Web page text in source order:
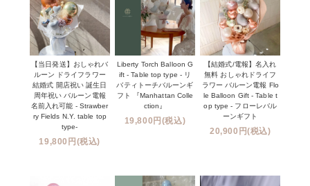
【当日発送】おしゃれバ
ルーン ドライフラワー
結婚式 開店祝い 誕生日
周年祝い バルーン電報
名前入れ可能 - Strawber
ry Fields N.Y. table top
type-
19,800円(税込)
Liberty Torch Balloon G
ift - Table top type - リ
バティトーチバルーンギ
フト 『Manhattan Colle
ction』
19,800円(税込)
【結婚式/電報】名入れ
無料 おしゃれドライフ
ラワー バルーン電報 Flo
le Balloon Gift - Table t
op type - フローレバル
ーンギフト
20,900円(税込)